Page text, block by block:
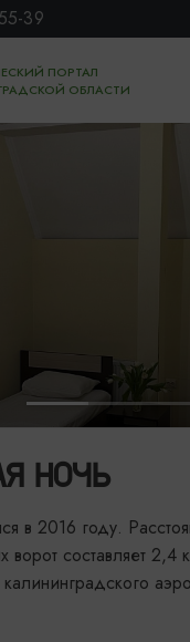
39
ПОРТАЛ
ОБЛАСТИ
НОЧЬ
в 2016 году.
ворот составляет